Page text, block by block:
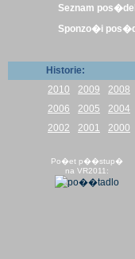
Seznam
Sponzo�i
Historie:
2010
2009 2008
2006
2005 2004
2002
2001 2000
Po�et p��stup�
na VR2011: